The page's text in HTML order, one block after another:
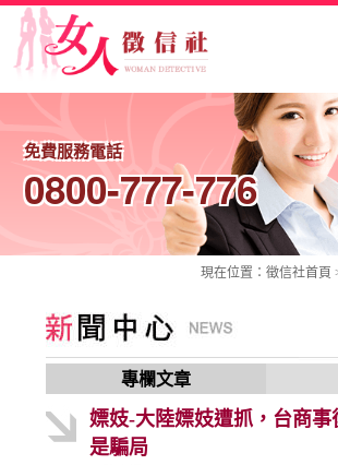
免費服務電話
0800-777-776
現在位置： 徵信社首頁
專欄文章
嫖妓-大陸嫖妓遭抓，台商事
是騙局